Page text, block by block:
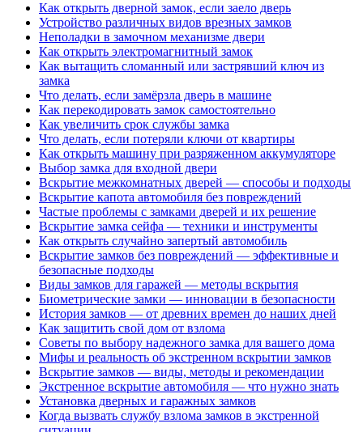
Как открыть дверной замок, если заело дверь
Устройство различных видов врезных замков
Неполадки в замочном механизме двери
Как открыть электромагнитный замок
Как вытащить сломанный или застрявший ключ из
замка
Что делать, если замёрзла дверь в машине
Как перекодировать замок самостоятельно
Как увеличить срок службы замка
Что делать, если потеряли ключи от квартиры
Как открыть машину при разряженном аккумуляторе
Выбор замка для входной двери
Вскрытие межкомнатных дверей — способы и подходы
Вскрытие капота автомобиля без повреждений
Частые проблемы с замками дверей и их решение
Вскрытие замка сейфа — техники и инструменты
Как открыть случайно запертый автомобиль
Вскрытие замков без повреждений — эффективные и
безопасные подходы
Виды замков для гаражей — методы вскрытия
Биометрические замки — инновации в безопасности
История замков — от древних времен до наших дней
Как защитить свой дом от взлома
Советы по выбору надежного замка для вашего дома
Мифы и реальность об экстренном вскрытии замков
Вскрытие замков — виды, методы и рекомендации
Экстренное вскрытие автомобиля — что нужно знать
Установка дверных и гаражных замков
Когда вызвать службу взлома замков в экстренной